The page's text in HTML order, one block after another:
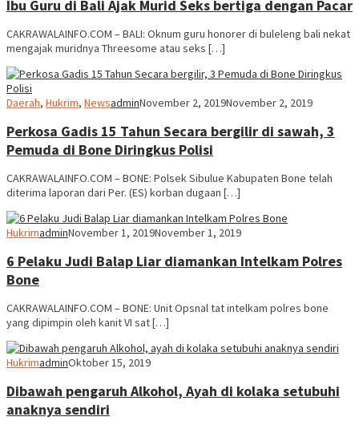
Ibu Guru di Bali Ajak Murid Seks bertiga dengan Pacar
CAKRAWALAINFO.COM – BALI: Oknum guru honorer di buleleng bali nekat
mengajak muridnya Threesome atau seks […]
Daerah, Hukrim, NewsadminNovember 2, 2019November 2, 2019
Perkosa Gadis 15 Tahun Secara bergilir di sawah, 3
Pemuda di Bone Diringkus Polisi
CAKRAWALAINFO.COM – BONE: Polsek Sibulue Kabupaten Bone telah
diterima laporan dari Per. (ES) korban dugaan […]
HukrimadminNovember 1, 2019November 1, 2019
6 Pelaku Judi Balap Liar diamankan Intelkam Polres
Bone
CAKRAWALAINFO.COM – BONE: Unit Opsnal tat intelkam polres bone
yang dipimpin oleh kanit VI sat […]
HukrimadminOktober 15, 2019
Dibawah pengaruh Alkohol, Ayah di kolaka setubuhi
anaknya sendiri